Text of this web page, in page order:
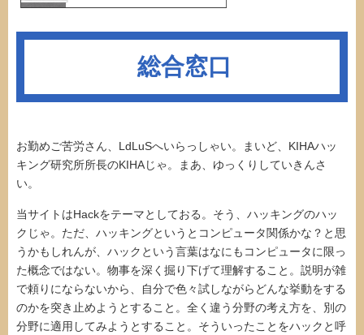
総合窓口
お勤めご苦労さん、LdLuSへいらっしゃい。まいど、KIHAハッ
キング研究所所長のKIHAじゃ。まあ、ゆっくりしていきんさ
い。
当サイトはHackをテーマとしておる。そう、ハッキングのハッ
クじゃ。ただ、ハッキングというとコンピュータ関係かな？と思
うかもしれんが、ハックという言葉はなにもコンピュータに限っ
た概念ではない。物事を深く掘り下げて理解すること。説明が雑
で頼りにならないから、自分で色々試しながらどんな挙動をする
のかを突き止めようとすること。全く違う分野の考え方を、別の
分野に適用してみようとすること。そういったことをハックと呼